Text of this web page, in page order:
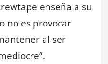
enseña a su
no es provocar
al ser